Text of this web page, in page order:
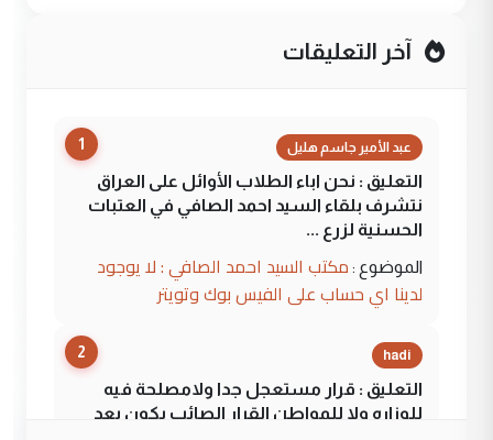
آخر التعليقات
1 عبد الأمير جاسم هليل
التعليق : نحن اباء الطلاب الأوائل على العراق
نتشرف بلقاء السيد احمد الصافي في العتبات
الحسنية لزرع ...
الموضوع : مكتب السيد احمد الصافي : لا يوجود
لدينا اي حساب على الفيس بوك وتويتر
2 hadi
التعليق : قرار مستعجل جدا ولامصلحة فيه
للوزاره ولا للمواطن القرار الصائب يكون بعد